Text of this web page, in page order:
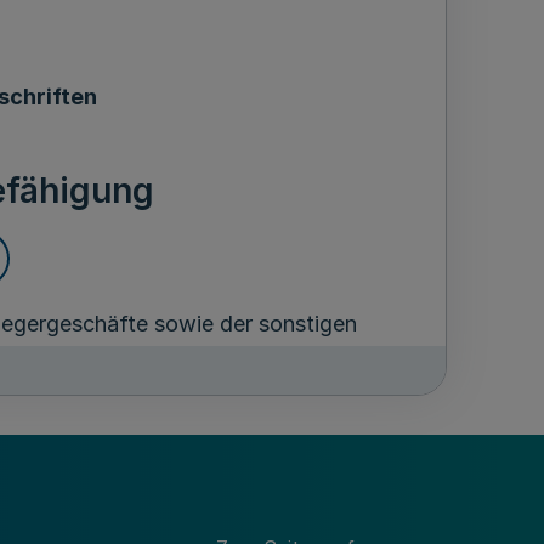
sowie der sonstigen